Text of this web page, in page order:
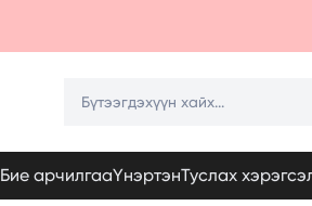
Бие арчилгааҮнэртэнТуслах